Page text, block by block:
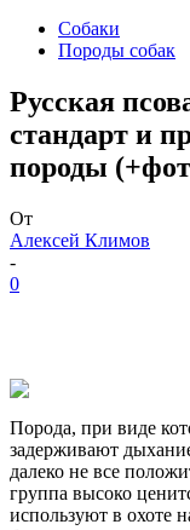
Собаки
Породы собак
Русская
стандарт и
породы
От
Алексей Климов
-
0
Порода, при виде
задерживают
далеко не все
группа высоко
используют в охоте